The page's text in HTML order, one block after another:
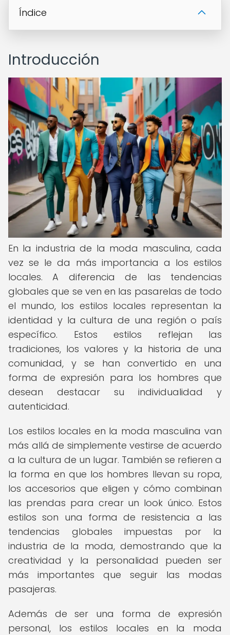
Índice
Introducción
En la industria de la moda masculina, cada
vez se le da más importancia a los estilos
locales. A diferencia de las tendencias
globales que se ven en las pasarelas de todo
el mundo, los estilos locales representan la
identidad y la cultura de una región o país
específico. Estos estilos reflejan las
tradiciones, los valores y la historia de una
comunidad, y se han convertido en una
forma de expresión para los hombres que
desean destacar su individualidad y
autenticidad.
Los estilos locales en la moda masculina van
más allá de simplemente vestirse de acuerdo
a la cultura de un lugar. También se refieren a
la forma en que los hombres llevan su ropa,
los accesorios que eligen y cómo combinan
las prendas para crear un look único. Estos
estilos son una forma de resistencia a las
tendencias globales impuestas por la
industria de la moda, demostrando que la
creatividad y la personalidad pueden ser
más importantes que seguir las modas
pasajeras.
Además de ser una forma de expresión
personal, los estilos locales en la moda